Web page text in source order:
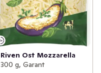
Riven Ost Mozzarella
300 g, Garant